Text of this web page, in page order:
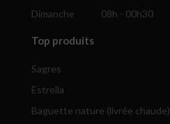
Dimanche
08h - 00h30
Top produits
Sagres
Estrella
Baguette nature (livrée chaude)